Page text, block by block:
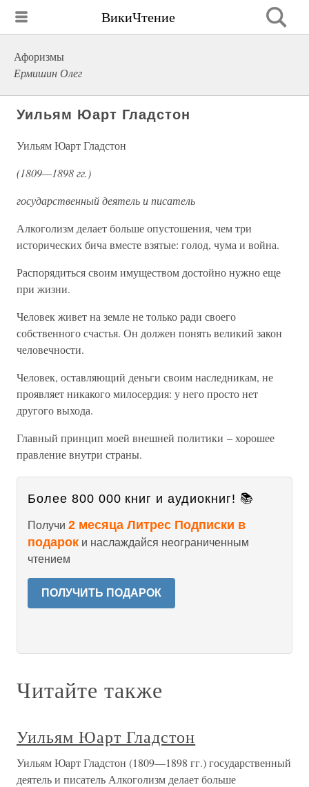
ВикиЧтение
Афоризмы
Ермишин Олег
Уильям Юарт Гладстон
Уильям Юарт Гладстон
(1809—1898 гг.)
государственный деятель и писатель
Алкоголизм делает больше опустошения, чем три
исторических бича вместе взятые: голод, чума и война.
Распорядиться своим имуществом достойно нужно еще
при жизни.
Человек живет на земле не только ради своего
собственного счастья. Он должен понять великий закон
человечности.
Человек, оставляющий деньги своим наследникам, не
проявляет никакого милосердия: у него просто нет
другого выхода.
Главный принцип моей внешней политики – хорошее
правление внутри страны.
Более 800 000 книг и аудиокниг! 📚
Получи 2 месяца Литрес Подписки в
подарок и наслаждайся неограниченным
чтением
ПОЛУЧИТЬ ПОДАРОК
Читайте также
Уильям Юарт Гладстон
Уильям Юарт Гладстон (1809—1898 гг.) государственный
деятель и писатель Алкоголизм делает больше